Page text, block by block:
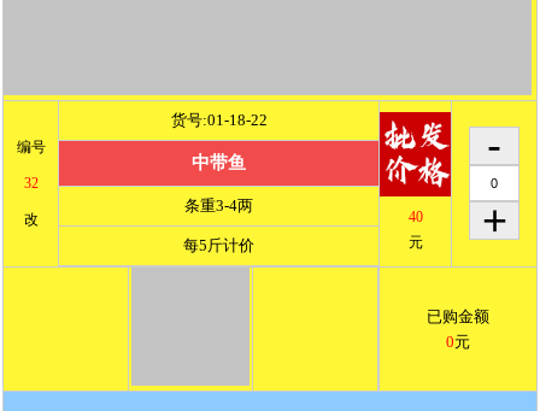
编号
32
改
货号:01-18-22
中带鱼
条重3-4两
每5斤计价
40
元
已购金额
0元